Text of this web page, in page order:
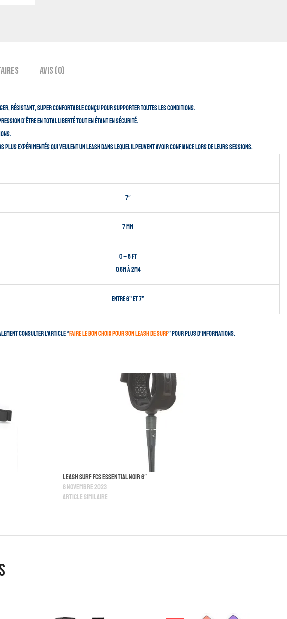
Avis (0)
résistant, super confortable conçu pour supporter toutes les conditions.
d’être en total liberté tout en étant en sécurité.
expérimentés qui veulent un leash dans lequel il peuvent avoir confiance lors de leurs sessions.
7″
7 mm
0 – 8 ft
0.6m à 2m4
entre 6” et 7”
consulter l’article “faire le bon choix pour son leash de surf” pour plus d’informations.
Leash Surf FCS Essential Noir 6″
8 novembre 2023
Article similaire